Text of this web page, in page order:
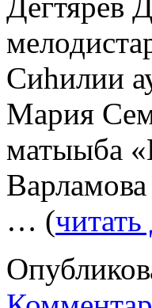
Дегтярев
Сиһилии
Мария
матыыба
… (читать